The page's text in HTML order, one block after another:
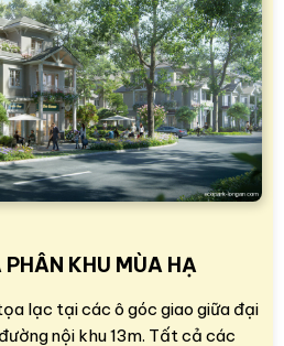
KHU MÙA HẠ
lạc tại các ô góc giao giữa đại
nội khu 13m. Tất cả các